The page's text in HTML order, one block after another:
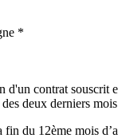
*
contrat
deux derniers
du 12ème mois